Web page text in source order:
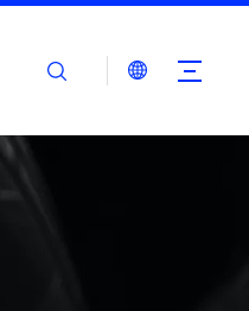
Contate-nos